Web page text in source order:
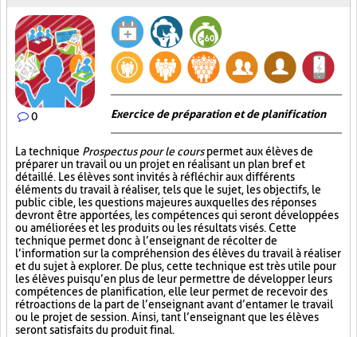
0 Exercice de préparation et de planification
La technique Prospectus pour le courspermet aux élèves de
préparer un travail ou un projet en réalisant un plan bref et
détaillé. Les élèves sont invités à réfléchir aux différents
éléments du travail à réaliser, tels que le sujet, les objectifs, le
public cible, les questions majeures auxquelles des réponses
devront être apportées, les compétences qui seront développées
ou améliorées et les produits ou les résultats visés. Cette
technique permet donc à l’enseignant de récolter de
l’information sur la compréhension des élèves du travail à réaliser
et du sujet à explorer. De plus, cette technique est très utile pour
les élèves puisqu’en plus de leur permettre de développer leurs
compétences de planification, elle leur permet de recevoir des
rétroactions de la part de l’enseignant avant d’entamer le travail
ou le projet de session. Ainsi, tant l’enseignant que les élèves
seront satisfaits du produit final.